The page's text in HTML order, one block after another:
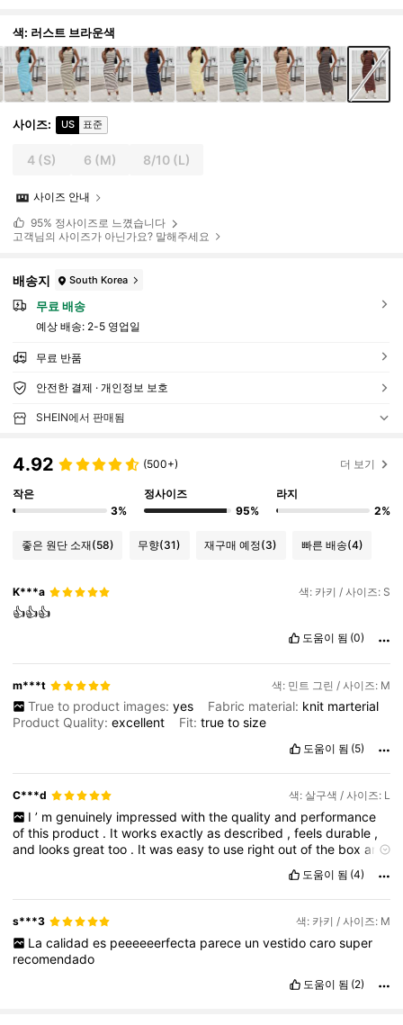
색: 러스트 브라운색
사이즈: US 표준
4 (S) 6 (M) 8/10(L)
사이즈 안내
95% 정사이즈로 느꼈습니다
고객님의 사이즈가 아닌가요? 말해주세요
배송지 South Korea
무료 배송
예상 배송: 2-5 영업일
무료 반품
안전한 결제 · 개인정보 보호
SHEIN에서 판매됨
4.92 (500+) 더 보기
작은
3%
정사이즈
95%
라지
2%
좋은 원단 소재(58) 무향(31) 재구매 예정(3) 빠른 배송(4)
K***a 색: 카키 / 사이즈: S
👍👍👍
도움이 됨 (0)
m***t 색: 민트 그린 / 사이즈: M
True to product images: yes Fabric material: knit marterial
Product Quality:excellent Fit:truetosize
도움이 됨 (5)
C***d 색: 살구색 / 사이즈: L
I ’ m genuinely impressed with the quality and performance
ofthis product . Itworksexactlyasdescribed ,feelsdurable ,
and looksgreattoo . Itwaseasyto use rightoutofthe boxand
helpful.Overall,
greatexperience—I’ddefinitelyrecommendittoothersand
would
buy again
도움이 됨 (4)
s***3 색: 카키 / 사이즈: M
La calidad es peeeeeerfecta parece un vestido caro super
recomendado
도움이 됨 (2)